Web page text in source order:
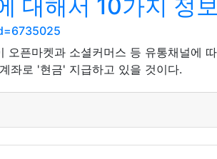
대해서 10가지 정
픈마켓과 소셜커머스 등 유통채널에
좌로 '현금' 지급하고 있을 것이다.